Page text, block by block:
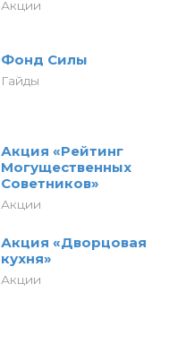
Акции
Фонд Силы
Гайды
Акция «Рейтинг
Могущественных
Советников»
Акции
Акция «Дворцовая
кухня»
Акции